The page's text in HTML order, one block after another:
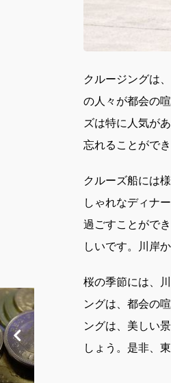
クルージングは
の人々が都会の
ズは特に人気が
忘れることができ
クルーズ船には
しゃれなディナ
過ごすことがで
しいです。川岸
桜の季節には、
ングは、都会の
ングは、美しい
しょう。是非、